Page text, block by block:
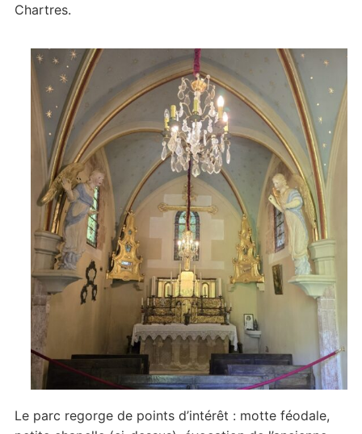
Chartres.
Le parc regorge de points d’intérêt : motte féodale,